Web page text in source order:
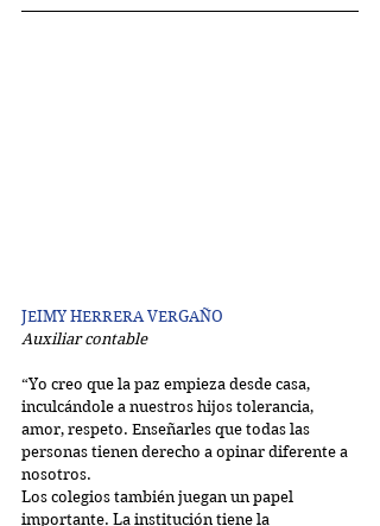
​​JEIMY HERRERA VERGAÑO
Auxiliar contable
“Yo creo que la paz empieza desde casa,
inculcándole a nuestros hijos tolerancia,
amor, respeto. Enseñarles que todas las
personas tienen derecho a opinar diferente a
nosotros.
Los colegios también juegan un papel
importante. La institución tiene la